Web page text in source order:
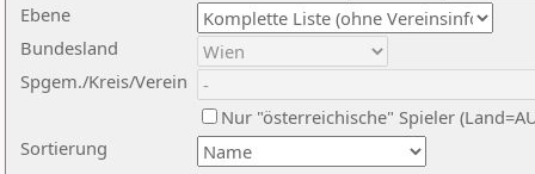
Ebene
Sortierung
Bundesland
Spgem./Kreis/Verein
Nur "österreichische" Spieler